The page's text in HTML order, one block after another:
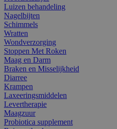
Luizen behandeling
Nagelbijten
Schimmels
Wratten
Wondverzorging
Stoppen Met Roken
Maag en Darm
Braken en Misselijkheid
Diarree
Krampen
Laxeeringsmiddelen
Levertherapie
Maagzuur
Probiotica supplement